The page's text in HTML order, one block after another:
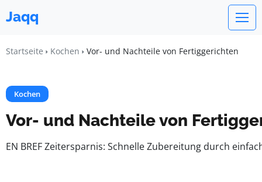
Jaqq
Startseite Kochen Vor- und Nachteile von Fertiggerichten
Kochen
Vor- und Nachteile von
EN BREF Zeitersparnis: Schnelle Zubereitung durch